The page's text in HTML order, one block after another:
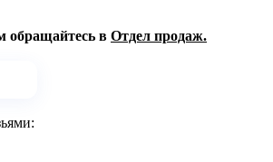
обращайтесь в Отдел продаж.